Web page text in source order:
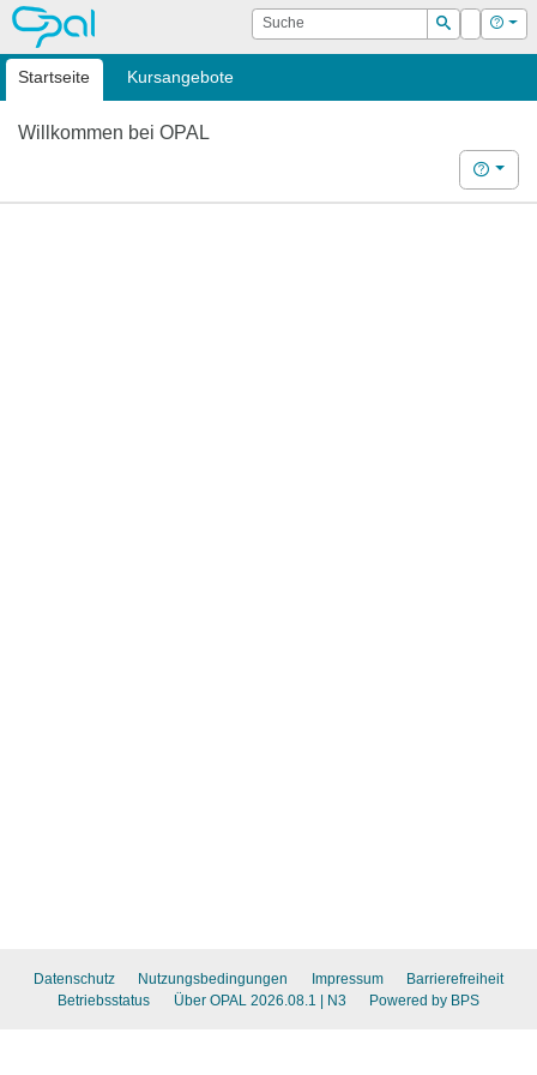
OPAL Suche
Suchen
Login Hilfe
Startseite Kursangebote
Willkommen bei OPAL
Hilfe
Datenschutz Nutzungsbedingungen Impressum
Barrierefreiheit
Betriebsstatus
Über OPAL 2026.08.1 | N3 Powered by BPS